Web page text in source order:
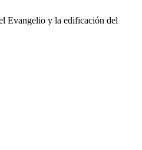
Evangelio y la edificación del